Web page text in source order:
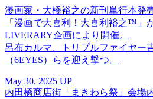
漫画家・大橋裕之の新刊単行本発
「漫画で大喜利！大喜利裕之™︎」
LIVERARY企画により開催。
呂布カルマ、トリプルファイヤー
（6EYES）らを迎え撃つ。
May 30. 2025 UP
内田橋商店街「まきわら祭」会場